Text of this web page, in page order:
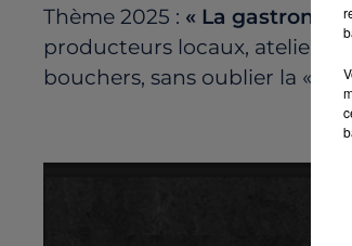
Thème 2025 : « La
producteurs locaux, ateliers
bouchers, sans oublier la «